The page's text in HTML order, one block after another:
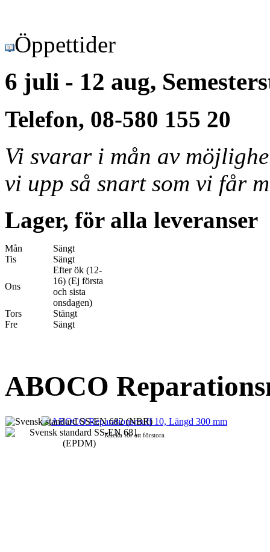
Öppettider
6 juli - 12 aug,
Telefon, 08-580 155 20
Vi svarar i mån av
vi upp så snart som vi får
Lager, för alla leveranser
Mån
Sängt
Tis
Sängt
Ons
Efter ök (12-
16) (Ej första
och sista
onsdagen)
Tors
Stängt
Fre
Sängt
ABOCO
Klicka för att förstora